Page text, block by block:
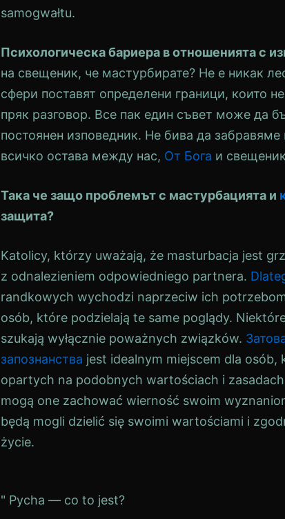
samogwałtu.
Психологическа бариера в отношенията с
на свещеник, че мастурбирате? Не е никак
сфери поставят определени граници, които
пряк разговор. Все пак един съвет може да
постоянен изповедник. Не бива да забравяме
всичко остава между нас, От Бога и
Така че защо проблемът с мастурбацията и
защита?
Katolicy, którzy uważają, że masturbacja jest
z odnalezieniem odpowiedniego partnera.
randkowych wychodzi naprzeciw ich
osób, które podzielają te same poglądy.
szukają wyłącznie poważnych związków.
запознанства jest idealnym miejscem dla
opartych na podobnych wartościach i
mogą one zachować wierność swoim
będą mogli dzielić się swoimi wartościami i
życie.
Навигация
" Pycha — co to jest?